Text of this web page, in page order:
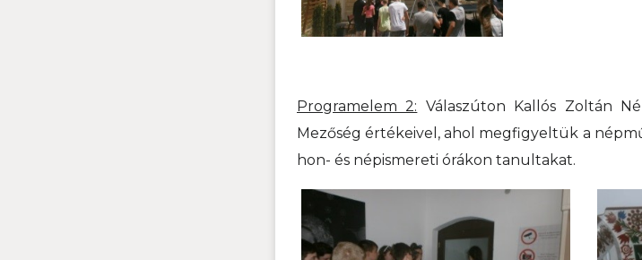
Programelem 2: Válaszúton Kallós Zoltán
Mezőség értékeivel, ahol megfigyeltük a
hon- és népismereti órákon tanultakat.